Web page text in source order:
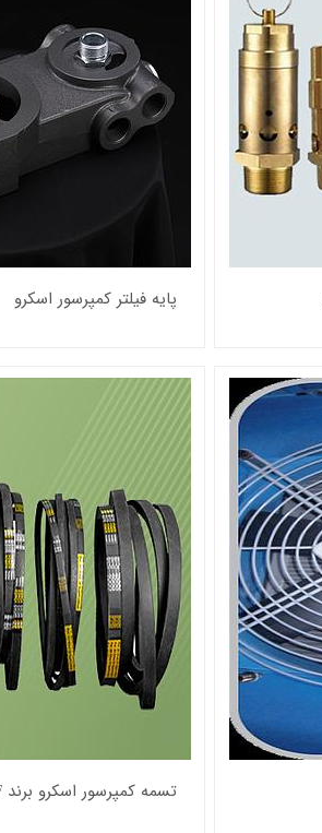
پایه فیلتر کمپرسور اسکرو
تسمه کمپرسور اسکرو برند SKF